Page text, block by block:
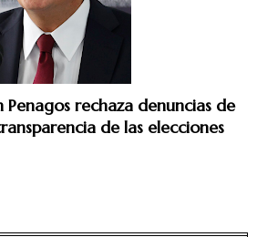
rechaza denuncias de
de las elecciones